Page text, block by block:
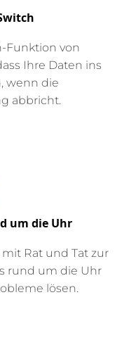
Funktion von
Ihre Daten ins
wenn die
abbricht.
um die Uhr
Rat und Tat zur
rund um die Uhr
lösen.